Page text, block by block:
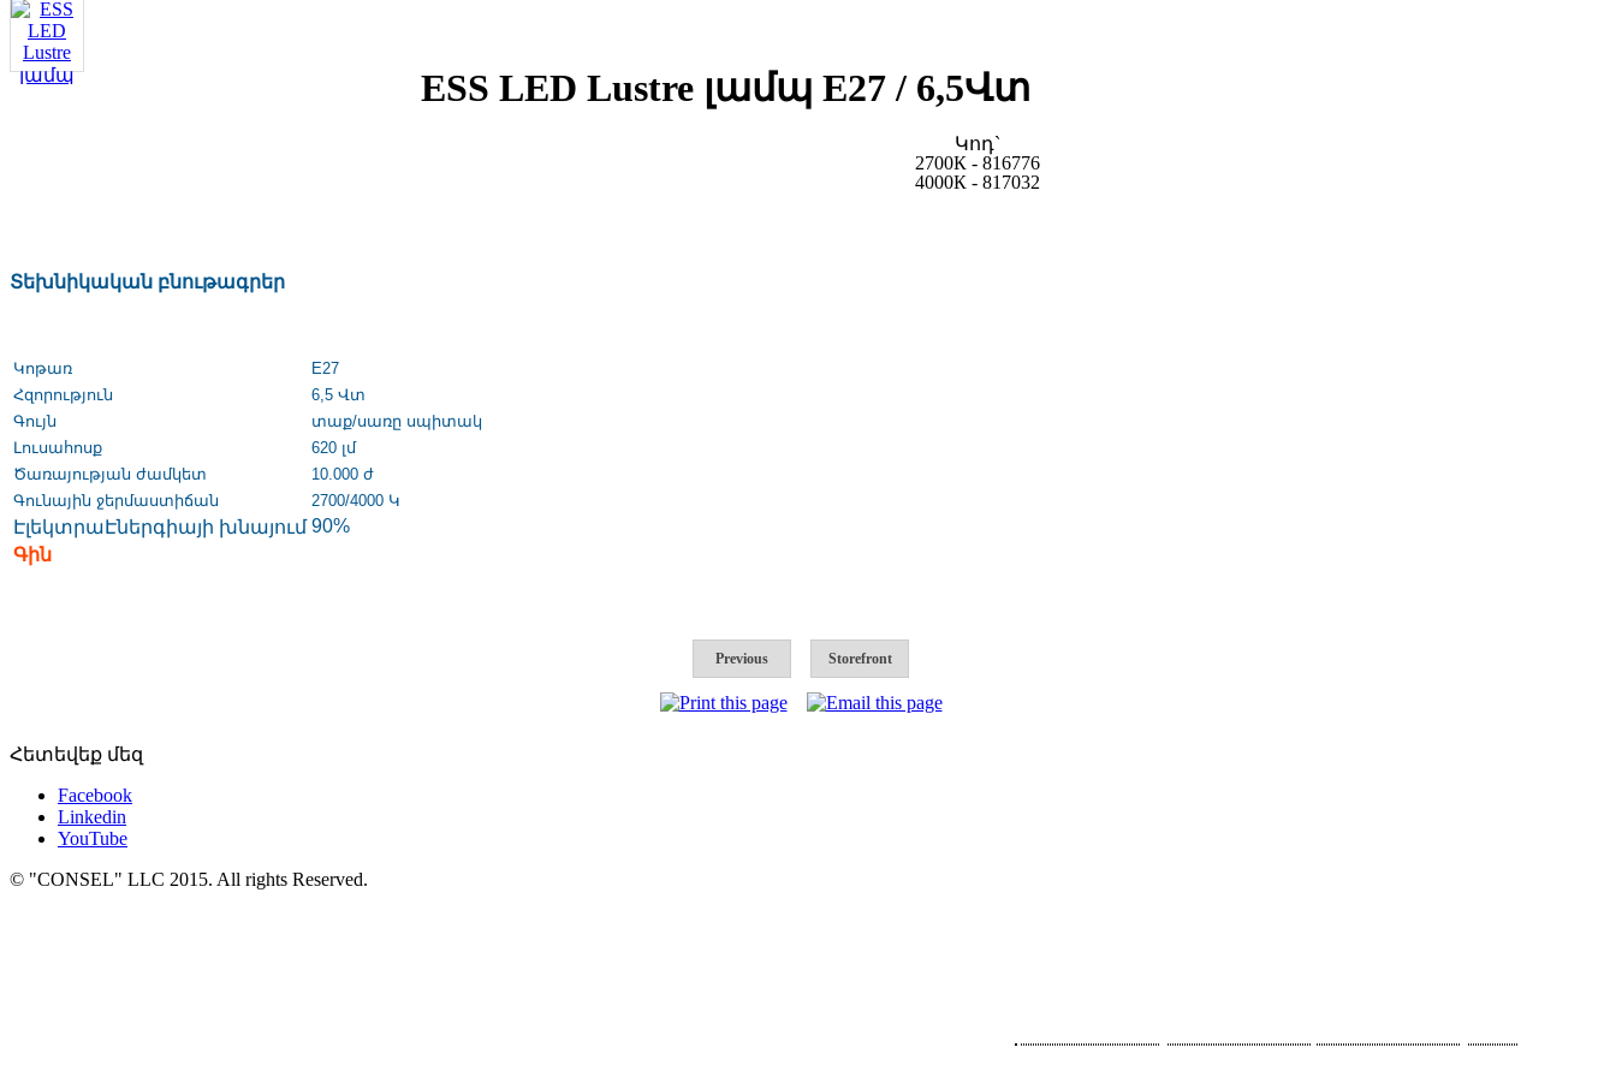
ESS LED Lustre լամպ E27 / 6,5Վտ
Կոդ`
2700К - 816776
4000К - 817032
Տեխնիկական բնութագրեր
Կոթառ
E27
Հզորություն
6,5 Վտ
Գույն
տաք/սառը սպիտակ
Լուսահոսք
620 լմ
Ծառայության ժամկետ 10.000 ժ
Գունային ջերմաստիճան
2700/4000 Կ
ԷլեկտրաԷներգիայի խնայում 90%
Գին
Previous Storefront
Հետեվեք մեզ
Facebook
Linkedin
YouTube
© "CONSEL" LLC 2015. All rights Reserved.